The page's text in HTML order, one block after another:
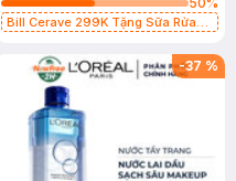
Bill Cerave 299K Tặng Sữa Rửa
-37 %